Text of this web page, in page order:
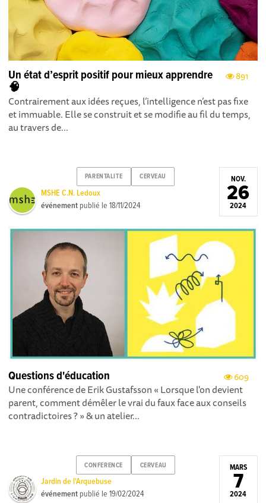
891
Un état d’esprit positif pour mieux apprendre
🧠
Contrairement aux idées reçues, l’intelligence n’est pas fixe
et immuable. Elle se construit et se modifie au fil du temps,
au travers de...
PARENTALITE CERVEAU
MSHE C.N. Ledoux
événement publié le18/11/2024
NOV.
26
2024
609
Questions d'éducation
Une conférence de Erik Gustafsson « Lorsque l'on devient
parent, comment démêler le vrai du faux face aux conseils
contradictoires ? » & un atelier...
CONFERENCE CERVEAU
Jardin de l'Arquebuse
événement publié le19/02/2024
MARS
7
2024